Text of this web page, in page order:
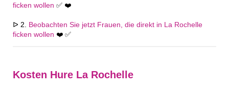
ficken wollen ✅ ❤️
ᐅ 2. Beobachten Sie jetzt Frauen, die direkt in La Rochelle
ficken wollen ❤️ ✅
Kosten Hure La Rochelle